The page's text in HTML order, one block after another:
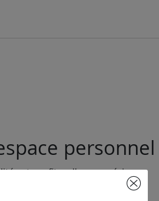
personnel
et profitez d'une expérience
espace personnel en vous